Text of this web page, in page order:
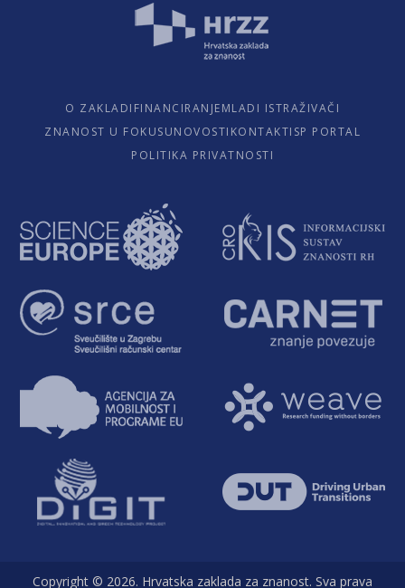
O ZAKLADI FINANCIRANJEMLADI ISTRAŽIVAČI
ZNANOST U FOKUSUNOVOSTI KONTAKTI SP PORTAL
POLITIKA PRIVATNOSTI
Copyright © 2026. Hrvatska zaklada za znanost. Sva prava